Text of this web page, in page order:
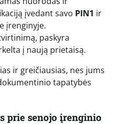
įvedant savo PIN1 ir
įrenginyje.
paskyra
į naują prietaisą.
ir greičiausias, nes jums
tapatybės
prie senojo įrenginio